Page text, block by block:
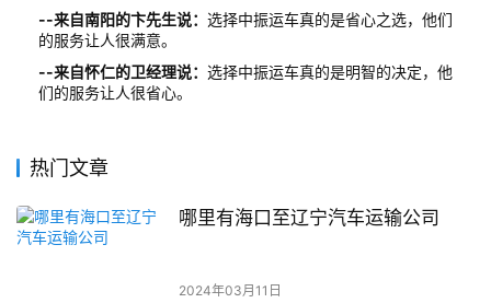
--来自南阳的卞先生说： 选择中振运车真的是省心之选，他们
的服务让人很满意。
--来自怀仁的卫经理说： 选择中振运车真的是明智的决定，他
们的服务让人很省心。
热门文章
哪里有海口至辽宁汽车运输公司
2024年03月11日